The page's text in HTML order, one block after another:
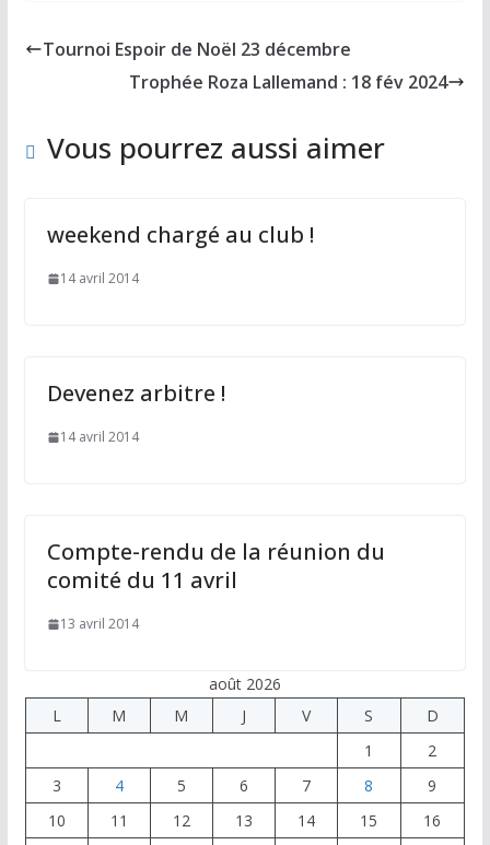
b
k
d
o
l g
er
Tournoi Espoir de Noël 23 décembre
Trophée Roza Lallemand : 18 fév 2024
Vous pourrez aussi aimer
weekend chargé au club !
14 avril 2014
Devenez arbitre !
14 avril 2014
Compte-rendu de la réunion du
comité du 11 avril
13 avril 2014
août 2026
L
M M J V S
D
1
2
3
4 5 6 7 8
9
10
11 12 13 14 15 16